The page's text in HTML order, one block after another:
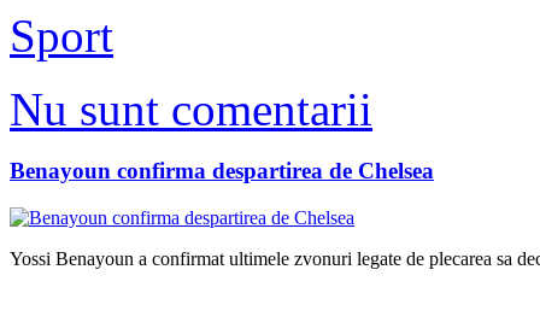
Sport
Nu sunt comentarii
Benayoun confirma despartirea de Chelsea
Yossi Benayoun a confirmat ultimele zvonuri legate de plecarea sa